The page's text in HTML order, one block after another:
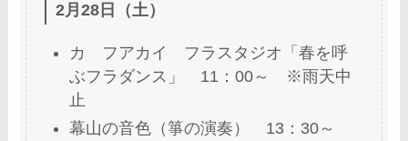
2月28日（土）
カ フアカイ フラスタジオ「春を呼
ぶフラダンス」 11：00～ ※雨天中
止
幕山の音色（箏の演奏） 13：30～